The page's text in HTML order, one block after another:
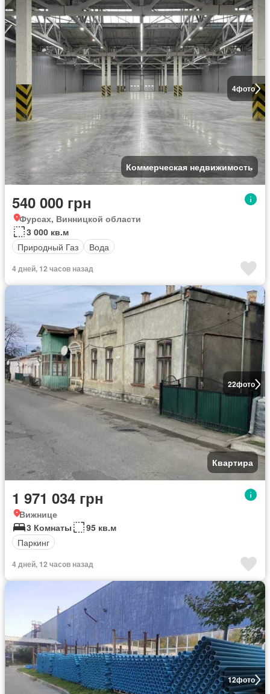
4фото
Коммерческая недвижимость
540 000 грн
Фурсах, Винницкой области
3 000 кв.м
Природный Газ
Вода
4 дней, 12 часов назад
22фото
Квартира
1 971 034 грн
Вижнице
3 Комнаты
95 кв.м
Паркинг
4 дней, 12 часов назад
12фото